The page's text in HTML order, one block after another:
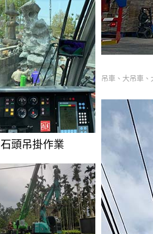
石頭吊掛作業
吊車、大吊車